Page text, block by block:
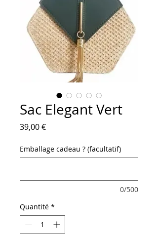
Sac Elegant Vert
39,00 €Prix
Emballage cadeau ? (facultatif)
0/500
Quantité *